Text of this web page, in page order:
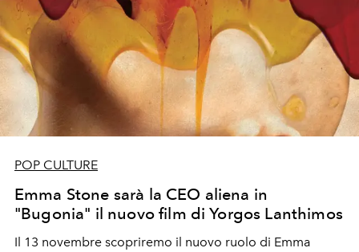
POP CULTURE
Emma Stone sarà la CEO aliena in
"Bugonia" il nuovo film di Yorgos Lanthimos
Il 13 novembre scopriremo il nuovo ruolo di Emma